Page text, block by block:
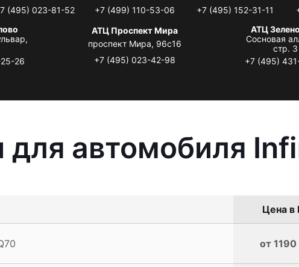
(495) 023-81-52
+7 (499) 110-53-06
+7 (495) 152-31-11
26
АТЦ Проспект Мира
проспект Мира, 96с16
+7 (495) 023-42-98
АТЦ
Сосновая
стр. 3
+7 (495)
автомобиля
Цена в
от 1190